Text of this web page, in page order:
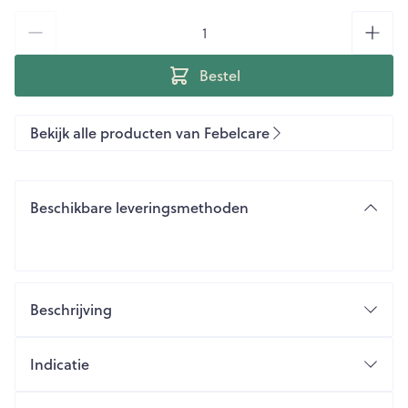
Bestel
Bekijk alle producten van Febelcare
Beschikbare leveringsmethoden
Beschrijving
Indicatie